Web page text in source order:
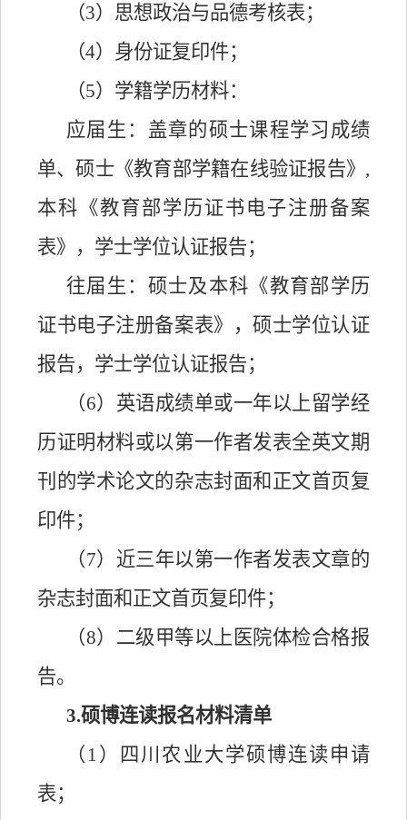
（3）思想政治与品德考核表；
（4）身份证复印件；
（5）学籍学历材料：
应届生：盖章的硕士课程学习成绩
单、硕士《教育部学籍在线验证报告》 ,
本科《教育部学历证书电子注册备案
表》，学士学位认证报告；
往届生：硕士及本科《教育部学历
证书电子注册备案表》，硕士学位认证
报告，学士学位认证报告；
（6）英语成绩单或一年以上留学经
历证明材料或以第一作者发表全英文期
刊的学术论文的杂志封面和正文首页复
印件；
（7）近三年以第一作者发表文章的
杂志封面和正文首页复印件；
（8）二级甲等以上医院体检合格报
告。
3.硕博连读报名材料清单
（ 1）四川农业大学硕博连读申请
表；